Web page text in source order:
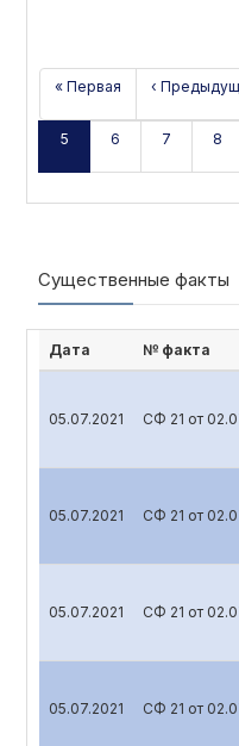
« Первая ‹
5 6 7 8
Существенные факты
Дата № факта
05.07.2021 СФ 21 от
05.07.2021 СФ 21 от
05.07.2021 СФ 21 от
05.07.2021 СФ 21 от